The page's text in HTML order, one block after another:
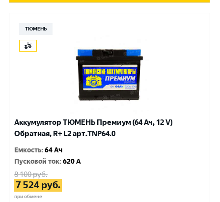
ТЮМЕНЬ
Аккумулятор ТЮМЕНЬ Премиум (64 Ач, 12 V)
Обратная, R+ L2 арт.TNP64.0
Емкость:64 Ач
Пусковой ток:620 A
8 100руб.
7 524 руб.
при обмене